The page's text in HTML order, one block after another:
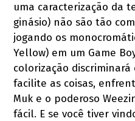
uma caracterização da
ginásio) não são tão
jogando os
Yellow) em um Game
colorização discriminará
facilite as coisas,
Muk e o poderoso
fácil. E se você tiver